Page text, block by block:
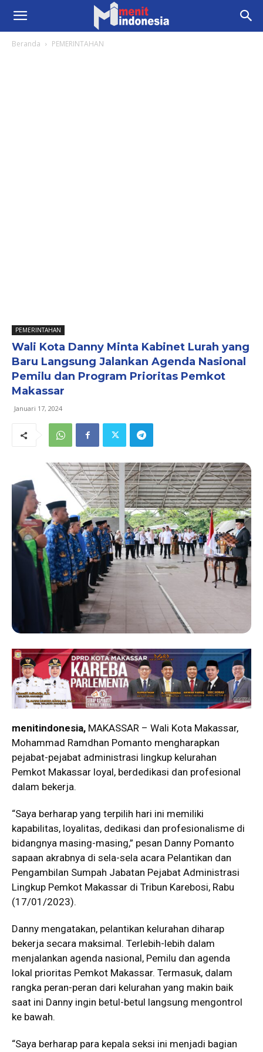
Beranda PEMERINTAHAN
PEMERINTAHAN
Wali Kota Danny Minta Kabinet Lurah yang
Baru Langsung Jalankan Agenda Nasional
Pemilu dan Program Prioritas Pemkot
Makassar
Januari 17, 2024
menitindonesia, MAKASSAR – Wali Kota Makassar,
Mohammad Ramdhan Pomanto mengharapkan
pejabat-pejabat administrasi lingkup kelurahan
Pemkot Makassar loyal, berdedikasi dan profesional
dalam bekerja.
“Saya berharap yang terpilih hari ini memiliki
kapabilitas, loyalitas, dedikasi dan profesionalisme di
bidangnya masing-masing,” pesan Danny Pomanto
sapaan akrabnya di sela-sela acara Pelantikan dan
Pengambilan Sumpah Jabatan Pejabat Administrasi
Lingkup Pemkot Makassar di Tribun Karebosi, Rabu
(17/01/2023).
Danny mengatakan, pelantikan kelurahan diharap
bekerja secara maksimal. Terlebih-lebih dalam
menjalankan agenda nasional, Pemilu dan agenda
lokal prioritas Pemkot Makassar. Termasuk, dalam
rangka peran-peran dari kelurahan yang makin baik
saat ini Danny ingin betul-betul langsung mengontrol
ke bawah.
“Saya berharap para kepala seksi ini menjadi bagian